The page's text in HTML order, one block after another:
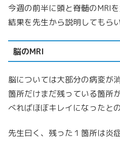
今週の前半に頭と脊髄のMRI
結果を先生から説明してもら
脳のMRI
脳については大部分の病変が
箇所だけまだ残っている箇所
べればほぼキレイになったと
先生曰く、残った１箇所は炎